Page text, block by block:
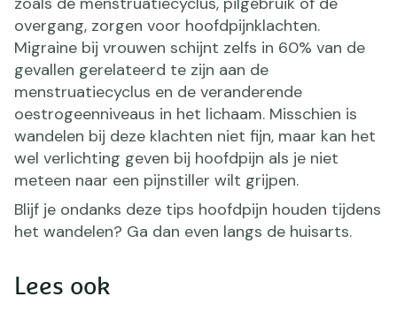
overgang, zorgen voor hoofdpijnklachten.
Migraine bij vrouwen schijnt zelfs in 60% van de
gevallen gerelateerd te zijn aan de
menstruatiecyclus en de veranderende
oestrogeenniveaus in het lichaam. Misschien is
wandelen bij deze klachten niet fijn, maar kan het
wel verlichting geven bij hoofdpijn als je niet
meteen naar een pijnstiller wilt grijpen.
Blijf je ondanks deze tips hoofdpijn houden tijdens
het wandelen? Ga dan even langs de huisarts.
Lees ook